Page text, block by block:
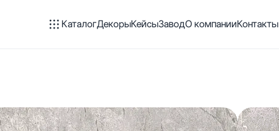
КаталогДекорыКейсыЗаводО компанииКонтакты